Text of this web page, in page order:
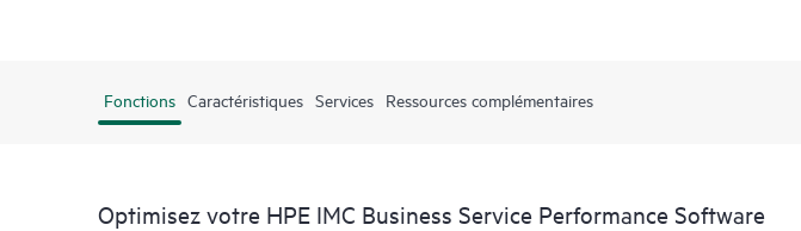
Fonctions Caractéristiques Services Ressources complémentaires
Optimisez votre HPE IMC Business Service Performance Software